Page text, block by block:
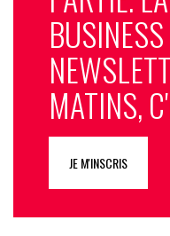
MATINS,
JE M'INSCRIS